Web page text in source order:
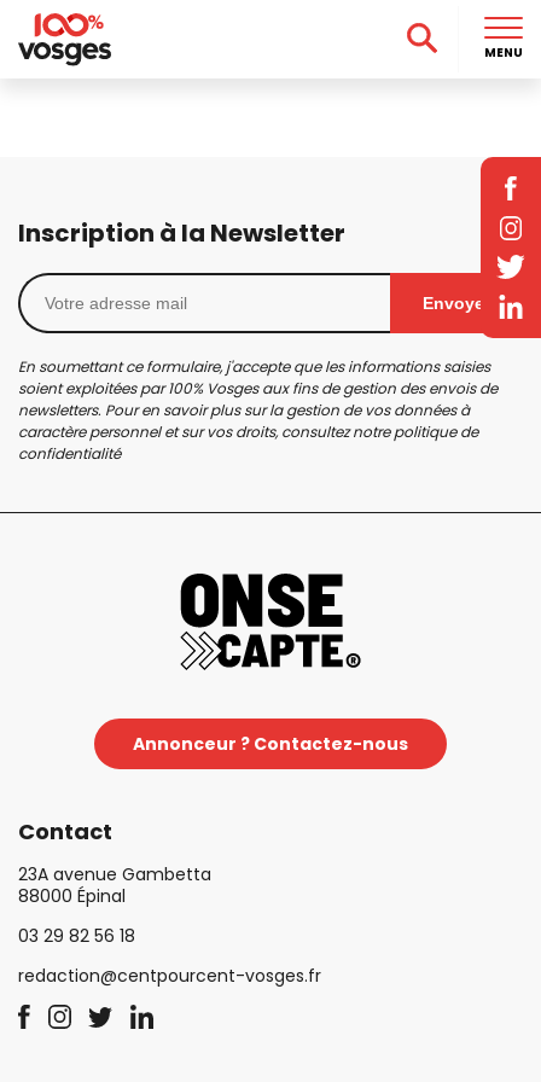
Inscription à la Newsletter
Envoyer
En soumettant ce formulaire, j'accepte que les informations saisies
soient exploitées par 100% Vosges aux fins de gestion des envois de
newsletters. Pour en savoir plus sur la gestion de vos données à
caractère personnel et sur vos droits, consultez notrepolitique de
confidentialité
Annonceur ? Contactez-nous
Contact
23A avenue Gambetta
88000 Épinal
03 29 82 56 18
redaction@centpourcent-vosges.fr
MENU